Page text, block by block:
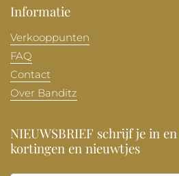
Informatie
Verkooppunten
FAQ
Contact
Over Banditz
NIEUWSBRIEF schrijf je in
kortingen en nieuwtjes